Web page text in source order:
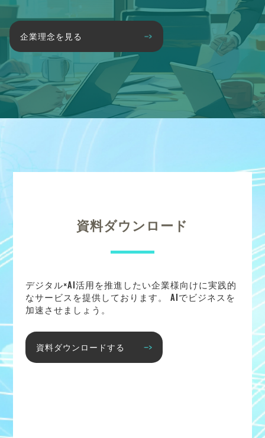
企業理念を見る
資料ダウンロード
デジタル×AI活用を推進したい企業様向けに実践的
なサービスを提供しております。 AIでビジネスを
加速させましょう。
資料ダウンロードする